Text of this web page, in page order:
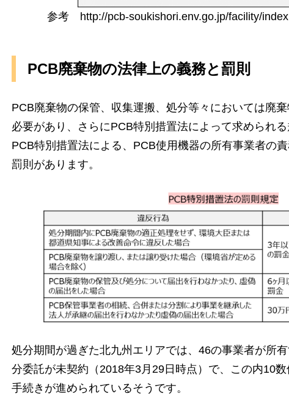
参考 http://pcb-soukishori.env.go.jp/facility/
PCB廃棄物の法律上の義務と罰則
PCB廃棄物の保管、収集運搬、処分等々においては廃
必要があり、さらにPCB特別措置法によって求められる
PCB特別措置法による、PCB使用機器の所有事業者の
罰則があります。
処分期間が過ぎた北九州エリアでは、46の事業者が所
分委託が未契約（2018年3月29日時点）で、この内10
手続きが進められているそうです。